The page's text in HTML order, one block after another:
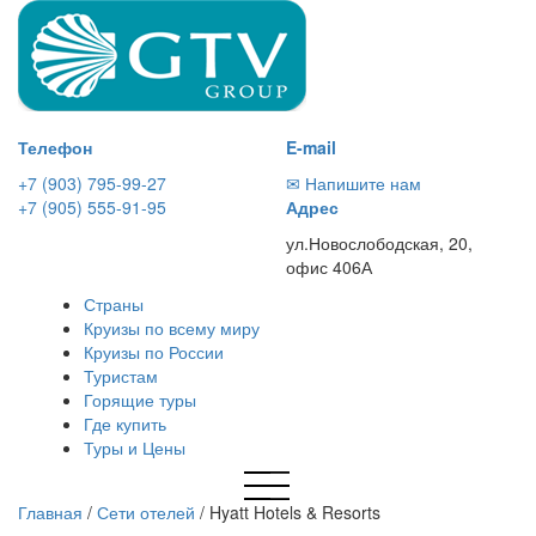
Телефон
+7 (903) 795-99-27
+7 (905) 555-91-95
E-mail
✉ Напишите нам
Адрес
ул.Новослободская, 20,
офис 406А
Страны
Круизы по всему миру
Круизы по России
Туристам
Горящие туры
Где купить
Туры и Цены
Главная / Сети отелей / Hyatt Hotels & Resorts